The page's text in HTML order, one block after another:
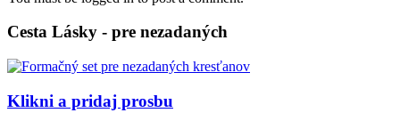
Cesta Lásky - pre nezadaných
Klikni a pridaj prosbu